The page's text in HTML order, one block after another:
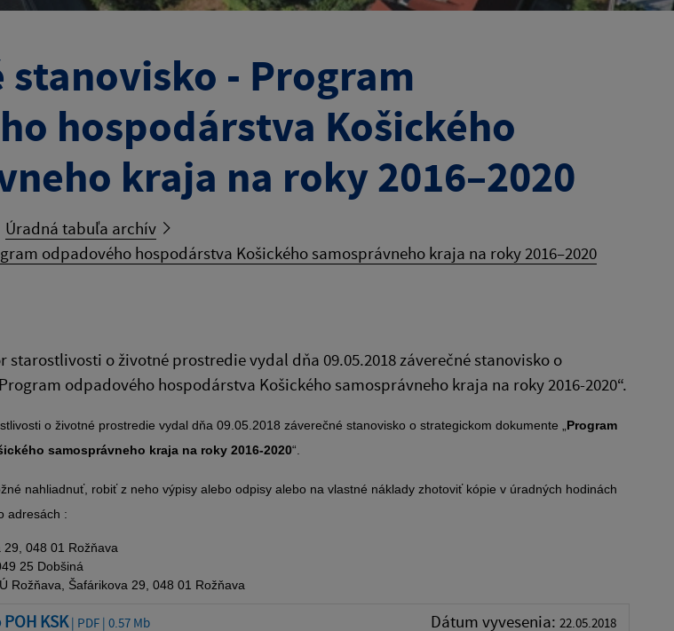
stanovisko - Program
hospodárstva Košického
kraja na roky 2016–2020
Úradná tabuľa archív
odpadového hospodárstva Košického samosprávneho kraja na roky 2016–2020
starostlivosti o životné prostredie vydal dňa 09.05.2018 záverečné stanovisko o
odpadového hospodárstva Košického samosprávneho kraja na roky 2016-2020“.
o životné prostredie vydal dňa 09.05.2018 záverečné stanovisko o strategickom dokumente „ Program
samosprávneho kraja na roky 2016-2020“.
nahliadnuť, robiť z neho výpisy alebo odpisy alebo na vlastné náklady zhotoviť kópie v úradných hodinách
adresách :
048 01 Rožňava
25 Dobšiná
Rožňava, Šafárikova 29, 048 01 Rožňava
KSK| PDF | 0.57 Mb Dátum vyvesenia: 22.05.2018